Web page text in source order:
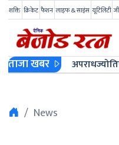
शक्ति क्रिकेट फैशन लाइफ & साइंस यूटिलिटी
ताजा खबर अपराध
News